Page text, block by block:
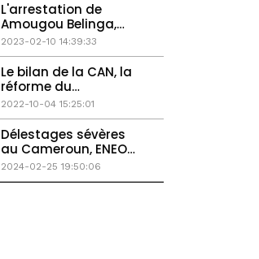
L'arrestation de
Amougou Belinga,
Bamoun vs Tikar, la
fin Yango au
Cameroun ?
2023-02-10 14:39:33
Le bilan de la CAN, la
réforme du
championnat
2022-10-04 15:25:01
Délestages sévères
au Cameroun, ENEO
réclame 18 milliards à
l'Etat
2024-02-25 19:50:06